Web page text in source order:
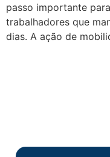
passo importante
trabalhadores que
dias. A ação de